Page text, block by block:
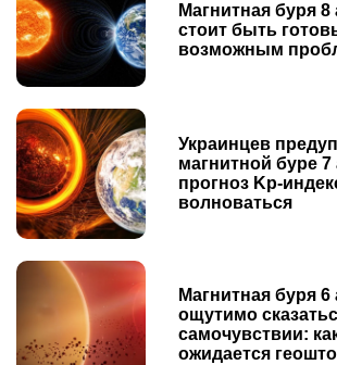
Магнитная буря 8
стоит быть
возможным
Украинцев
магнитной буре 7
прогноз Kp-
волноваться
Магнитная буря 6
ощутимо
самочувствии:
ожидается